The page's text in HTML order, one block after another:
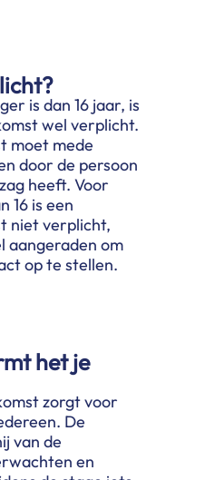
is dan 16 jaar, is
wel verplicht.
moet mede
door de persoon
heeft. Voor
16 is een
niet verplicht,
aangeraden om
op te stellen.
het je
zorgt voor
De
van de
en